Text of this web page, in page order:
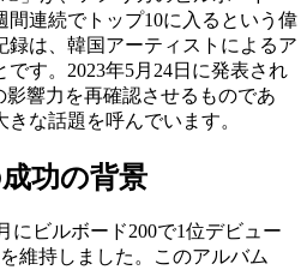
間連続でトップ10に入るという偉
録は、韓国アーティストによるア
す。2023年5月24日に発表され
響力を再確認させるものであ
な話題を呼んでいます。
功の背景
にビルボード200で1位デビュー
維持しました。このアルバム